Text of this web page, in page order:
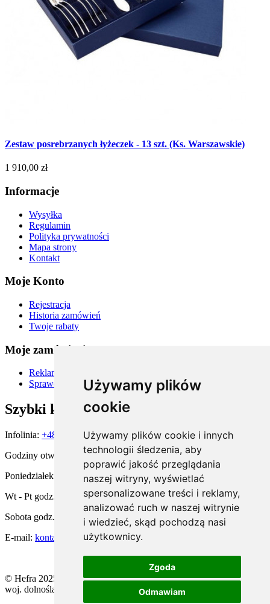
Używamy plików
cookie
Używamy plików cookie i innych
technologii śledzenia, aby
poprawić jakość przeglądania
naszej witryny, wyświetlać
spersonalizowane treści i reklamy,
analizować ruch w naszej witrynie
i wiedzieć, skąd pochodzą nasi
użytkownicy.
Zgoda
Odmawiam
Zestaw posrebrzanych łyżeczek - 13 szt. (Ks. Warszawskie)
1 910,00 zł
Informacje
Wysyłka
Regulamin
Polityka prywatności
Mapa strony
Kontakt
Moje Konto
Rejestracja
Historia zamówień
Twoje rabaty
Moje zamówienia
Reklamacje i zwroty
Sprawdź status zamówienia
Szybki kontakt
Infolinia: +48 667 900 581
Godziny otwarcia:
Poniedziałek godz. 15:00 - 19:00
Wt - Pt godz. 11:00 - 19:00
Sobota godz. 10:00 - 14:00
E-mail: kontakt@hefra.pl
© Hefra 2025. All rights reserved | ul. Żeglarska 8, 59-220 Legnica,
woj. dolnośląskie